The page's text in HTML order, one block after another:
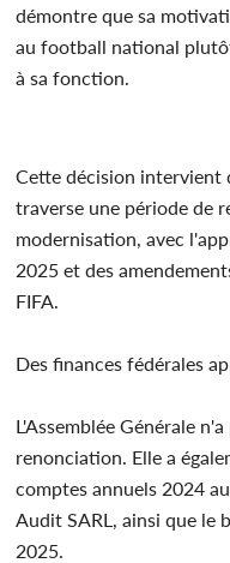
démontre que sa
au football national
à sa fonction.
Cette décision intervient
traverse une période de
modernisation, avec
2025 et des
FIFA.
Des finances fédérales
L'Assemblée Générale
renonciation. Elle a
comptes annuels 2024
Audit SARL, ainsi que le
2025.